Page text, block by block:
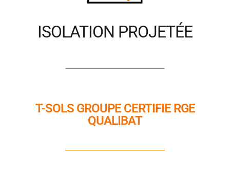
ISOLATION PROJETÉE
T-SOLS GROUPE CERTIFIE RGE
QUALIBAT